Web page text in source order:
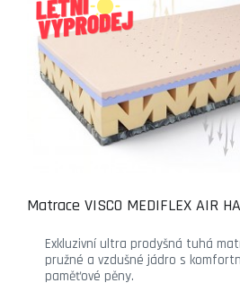
Matrace VISCO MEDIFLEX AIR
Exkluzivní ultra prodyšná tuhá
pružné a vzdušné jádro s
paměťové pěny.